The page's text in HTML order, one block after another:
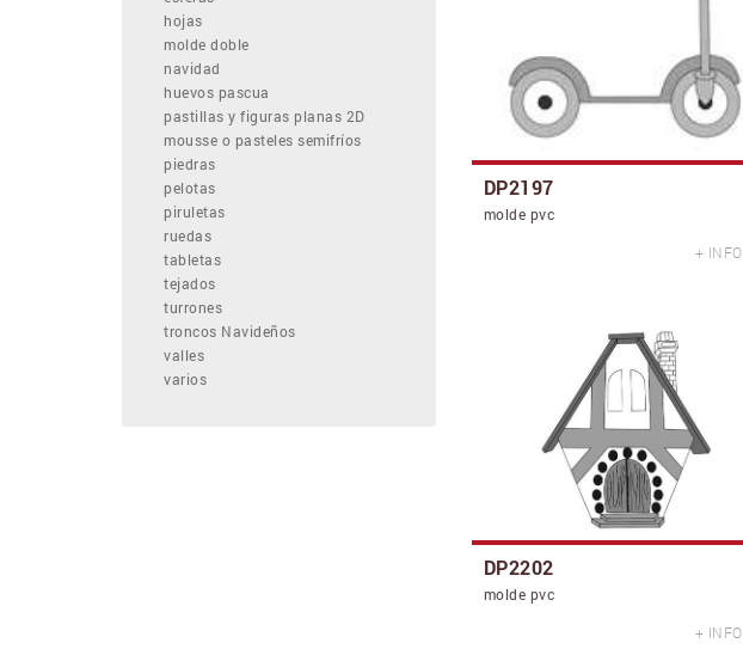
hojas
molde doble
navidad
huevos pascua
pastillas y figuras planas 2D
mousse o pasteles semifríos
piedras
pelotas
piruletas
ruedas
tabletas
tejados
turrones
troncos Navideños
valles
varios
DP2197
molde pvc
+ INFO
DP2202
molde pvc
+ INFO